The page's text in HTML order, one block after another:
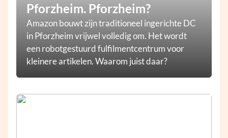
Pforzheim. Pforzheim?
Amazon bouwt zijn traditioneel ingerichte DC
in Pforzheim vrijwel volledig om. Het wordt
een robotgestuurd fulfilmentcentrum voor
kleinere artikelen. Waarom juist daar?